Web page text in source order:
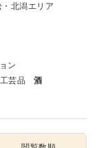
・北潟エリア
ン
芸品
酒